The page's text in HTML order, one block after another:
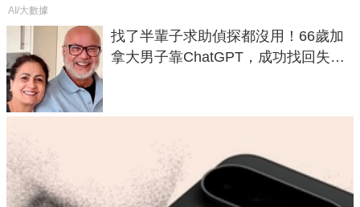
AI/大數據
找了半輩子求助偵探都沒用！66歲加
拿大男子靠ChatGPT，成功找回失散